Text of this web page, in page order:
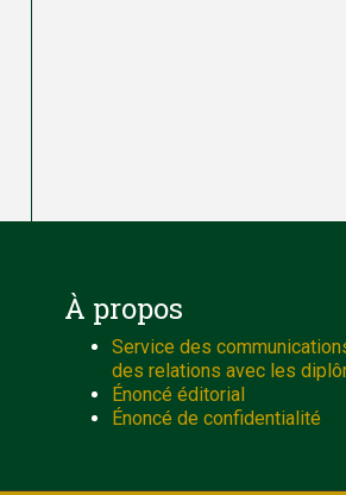
À propos
Service des
des relations avec les
Énoncé éditorial
Énoncé de confidentialité